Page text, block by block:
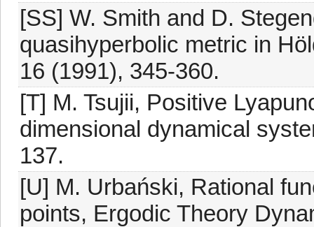
[SS] W. Smith and D.
quasihyperbolic metric in
16 (1991), 345-360.
[T] M. Tsujii, Positive
dimensional dynamical
137.
[U] M. Urbański, Rational
points, Ergodic Theory